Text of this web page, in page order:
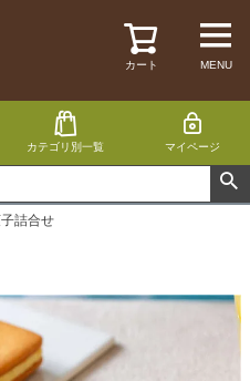
カート MENU
カテゴリ別一覧 マイページ
詰合せ